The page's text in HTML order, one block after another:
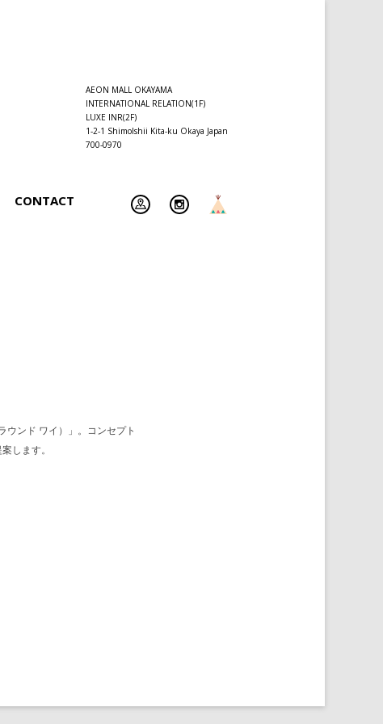
AEON MALL OKAYAMA
INTERNATIONAL RELATION(1F)
LUXE INR(2F)
1-2-1 ShimoIshii Kita-ku Okaya Japan
700-0970
CONTACT
ンド ワイ）」。コンセプト
します。